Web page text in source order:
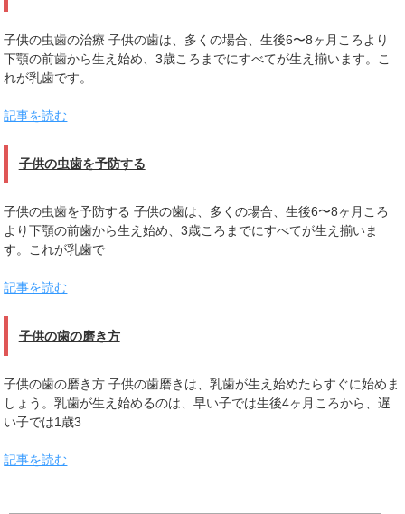
子供の虫歯の治療 子供の歯は、多くの場合、生後6〜8ヶ月ころより
下顎の前歯から生え始め、3歳ころまでにすべてが生え揃います。こ
れが乳歯です。
記事を読む
子供の虫歯を予防する
子供の虫歯を予防する 子供の歯は、多くの場合、生後6〜8ヶ月ころ
より下顎の前歯から生え始め、3歳ころまでにすべてが生え揃いま
す。これが乳歯で
記事を読む
子供の歯の磨き方
子供の歯の磨き方 子供の歯磨きは、乳歯が生え始めたらすぐに始めま
しょう。乳歯が生え始めるのは、早い子では生後4ヶ月ころから、遅
い子では1歳3
記事を読む